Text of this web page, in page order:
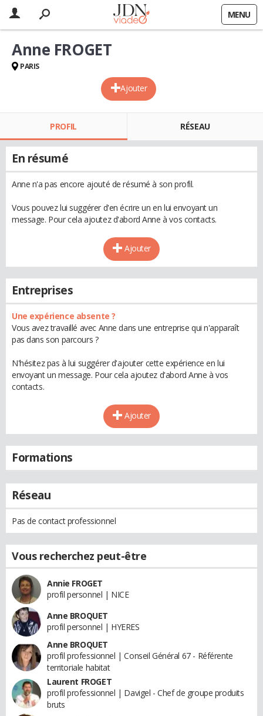
MENU
Ajouter
Anne FROGET
PARIS
PROFIL RÉSEAU
En résumé
Anne n'a pas encore ajouté de résumé à son profil.
Vous pouvez lui suggérer d'en écrire un en lui envoyant un
message. Pour cela ajoutez d'abord Anne à vos contacts.
Ajouter
Entreprises
Une expérience absente ?
Vous avez travaillé avec Anne dans une entreprise qui n'apparaît
pas dans son parcours ?
N'hésitez pas à lui suggérer d'ajouter cette expérience en lui
envoyant un message. Pour cela ajoutez d'abord Anne à vos
contacts.
Ajouter
Formations
Réseau
Pas de contact professionnel
Vous recherchez peut-être
Annie FROGET
profil personnel | NICE
Anne BROQUET
profil personnel | HYERES
Anne BROQUET
profil professionnel | Conseil Général 67 - Référente
territoriale habitat
Laurent FROGET
profil professionnel | Davigel - Chef de groupe produits
bruts